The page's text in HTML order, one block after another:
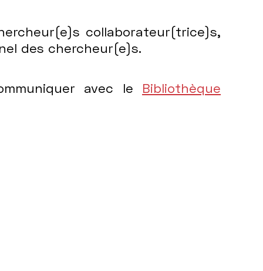
collaborateur(trice)s,
des chercheur(e)s.
avec le Bibliothèque